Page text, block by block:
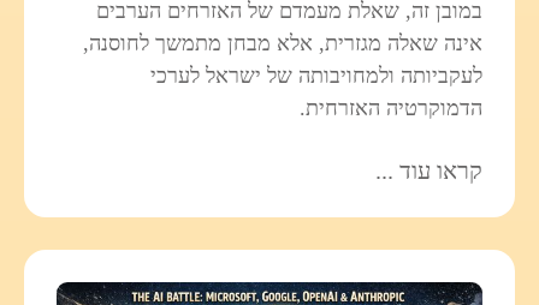
במובן זה, שאלת מעמדם של האזרחים הערבים
אינה שאלה מגזרית, אלא מבחן מתמשך לחוסנה,
לעקביותה ולמחויבותה של ישראל לערכי
הדמוקרטיה האזרחית.
קראו עוד ...